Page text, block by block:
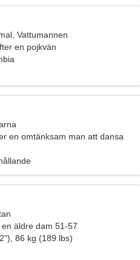
Vattumannen
en pojkvän
en omtänksam man att dansa
äldre dam 51-57
86 kg (189 lbs)